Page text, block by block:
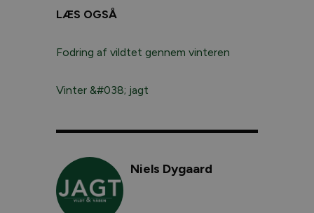
LÆS OGSÅ
Fodring af vildtet gennem vinteren
Vinter &#038; jagt
Niels Dygaard